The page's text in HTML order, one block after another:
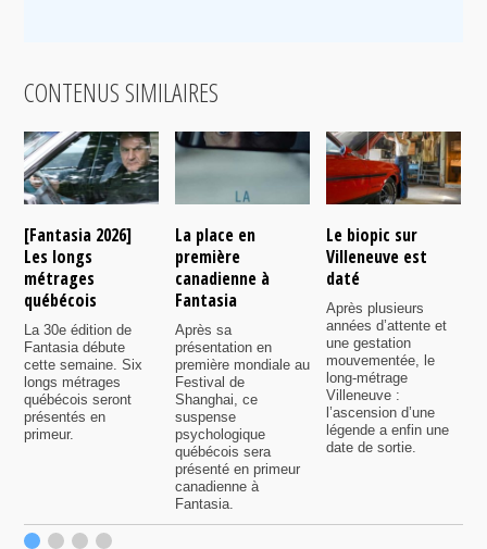
CONTENUS SIMILAIRES
[Fantasia 2026]
Les longs
métrages
québécois
La 30e édition de
Fantasia débute
cette semaine. Six
longs métrages
québécois seront
présentés en
primeur.
La place en
première
canadienne à
Fantasia
Après sa
présentation en
première mondiale au
Festival de
Shanghai, ce
suspense
psychologique
québécois sera
présenté en primeur
canadienne à
Fantasia.
Le biopic sur
Villeneuve est
daté
Après plusieurs
années d’attente et
une gestation
mouvementée, le
long-métrage
Villeneuve :
l’ascension d’une
légende a enfin une
date de sortie.